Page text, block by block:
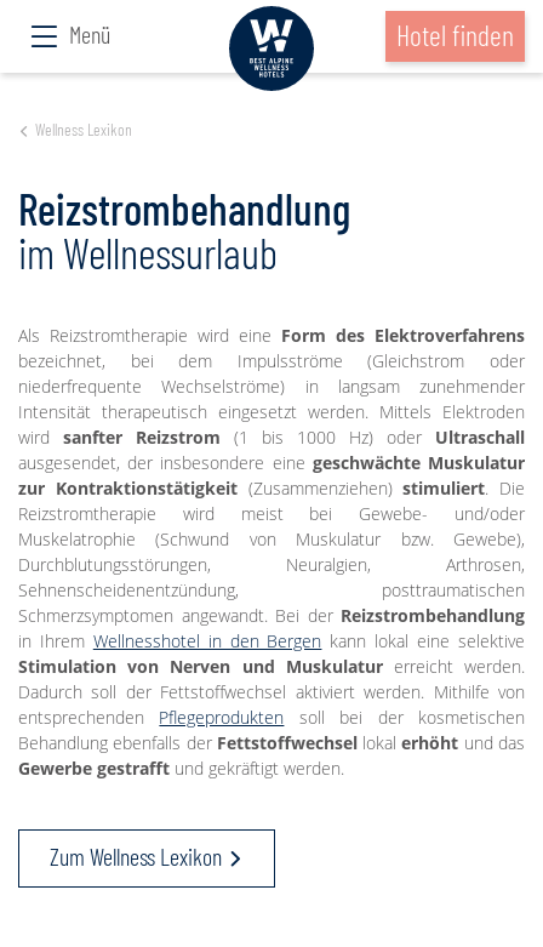
Menü Hotel finden
Wellness Lexikon
Reizstrombehandlung
im Wellnessurlaub
Als Reizstromtherapie wird eine Form des Elektroverfahrens
bezeichnet, bei dem Impulsströme (Gleichstrom oder
niederfrequente Wechselströme) in langsam zunehmender
Intensität therapeutisch eingesetzt werden. Mittels Elektroden
wird sanfter Reizstrom (1 bis 1000 Hz) oder Ultraschall
ausgesendet, der insbesondere eine geschwächte Muskulatur
zur Kontraktionstätigkeit(Zusammenziehen)stimuliert. Die
Reizstromtherapie wird meist bei Gewebe- und/oder
Muskelatrophie (Schwund von Muskulatur bzw. Gewebe),
Durchblutungsstörungen, Neuralgien, Arthrosen,
Sehnenscheidenentzündung, posttraumatischen
Schmerzsymptomen angewandt. Bei der Reizstrombehandlung
in Ihrem Wellnesshotel in den Bergen kann lokal eine selektive
Stimulation von Nerven und Muskulaturerreicht werden.
Dadurch soll der Fettstoffwechsel aktiviert werden. Mithilfe von
entsprechenden Pflegeprodukten soll bei der kosmetischen
Behandlung ebenfalls der Fettstoffwechsellokalerhöht und das
Gewerbe gestrafft und gekräftigt werden.
Zum Wellness Lexikon